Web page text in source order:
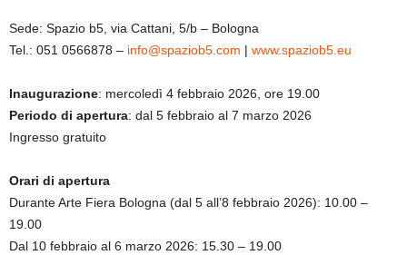
Sede: Spazio b5, via Cattani, 5/b – Bologna
Tel.: 051 0566878 – info@spaziob5.com | www.spaziob5.eu
Inaugurazione: mercoledì 4 febbraio 2026, ore 19.00
Periodo di apertura: dal 5 febbraio al 7 marzo 2026
Ingresso gratuito
Orari di apertura
Durante Arte Fiera Bologna (dal 5 all’8 febbraio 2026): 10.00 –
19.00
Dal 10 febbraio al 6 marzo 2026: 15.30 – 19.00